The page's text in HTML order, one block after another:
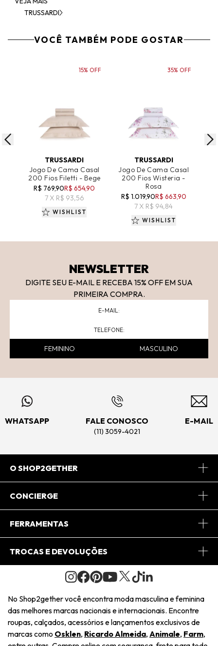
TRUSSARDI
VOCÊ TAMBÉM PODE GOSTAR
TRUSSARDI
Jogo De Cama Casal
200 Fios Filetti - Bege
R$ 769,90R$ 654,90
7 X R$ 93,56
15% OFF
WISHLIST
TRUSSARDI
Jogo De Cama Casal
200 Fios Wisteria -
Rosa
R$ 1.019,90R$ 663,90
7 X R$ 94,84
35% OFF
WISHLIST
NEWSLETTER
DIGITE SEU E-MAIL E RECEBA 15% OFF EM SUA
PRIMEIRA COMPRA.
FEMININO MASCULINO
WHATSAPP FALE CONOSCO
(11) 3059-4021
E-MAIL
O SHOP2GETHER
Sobre Nós
Journal
Saiu na Mídia
Sustentabilidade
CONCIERGE
Central de Relacionamento
Regulamento e Promoções
FERRAMENTAS
Minha Conta
Pedido de Presente
Wishlist
TROCAS E DEVOLUÇÕES
Condições Gerais
Troca Fácil
Restituição de Pagamento
No Shop2gether você encontra moda masculina e feminina
das melhores marcas nacionais e internacionais. Encontre
roupas, calçados, acessórios e lançamentos exclusivos de
marcas como Osklen, Ricardo Almeida, Animale, Farm,